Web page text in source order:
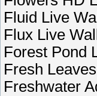
Fluid Live
Flux Live
Forest Pond
Fresh Leaves
Freshwater